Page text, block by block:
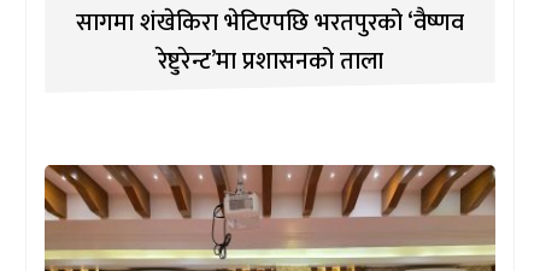
सागमा शंखेकिरा भेटिएपछि भरतपुरको ‘वैष्णव
रेष्टुरेन्ट’मा प्रशासनको ताला